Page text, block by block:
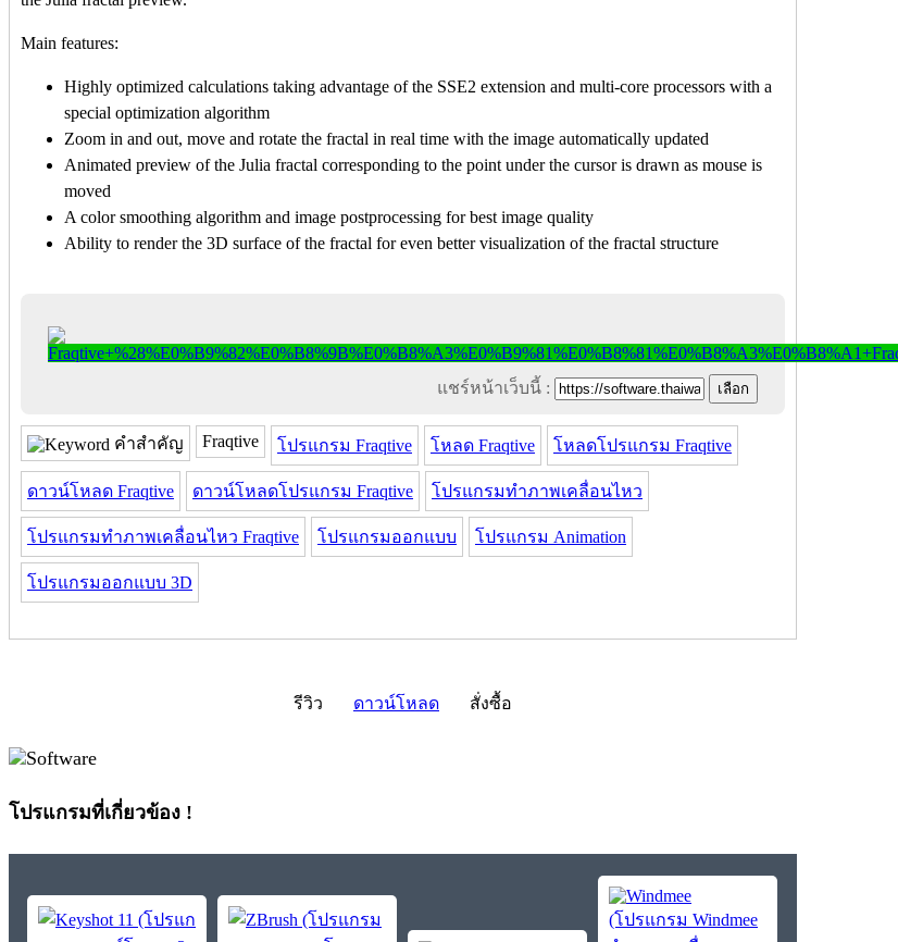
Main features:
Highly optimized calculations taking advantage of the SSE2 extension and multi-core processors with a
special optimization algorithm
Zoom in and out, move and rotate the fractal in real time with the image automatically updated
Animated preview of the Julia fractal corresponding to the point under the cursor is drawn as mouse is
moved
A color smoothing algorithm and image postprocessing for best image quality
Ability to render the 3D surface of the fractal for even better visualization of the fractal structure
แชร์หน้าเว็บนี้ :
คำสำคัญ Fraqtive โปรแกรม Fraqtive โหลด Fraqtive โหลดโปรแกรม Fraqtive
ดาวน์โหลด Fraqtive ดาวน์โหลดโปรแกรม Fraqtive โปรแกรมทำภาพเคลื่อนไหว
โปรแกรมทำภาพเคลื่อนไหว Fraqtive โปรแกรมออกแบบ โปรแกรม Animation
โปรแกรมออกแบบ 3D
รีวิว ดาวน์โหลด สั่งซื้อ
โปรแกรมที่เกี่ยวข้อง !